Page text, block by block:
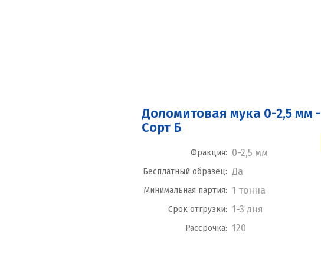
Доломитовая мука 0-2,5 мм -
Сорт Б
Фракция: 0-2,5 мм
Бесплатный образец: Да
Минимальная партия: 1 тонна
Срок отгрузки: 1-3 дня
Рассрочка: 120